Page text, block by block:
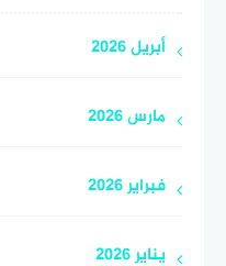
أبريل 2026
مارس 2026
فبراير 2026
يناير 2026